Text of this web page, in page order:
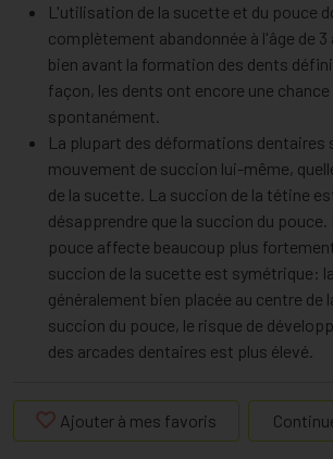
L'utilisation de la sucette et du pouce
complètement abandonnée à l'âge de
bien avant la formation des dents
façon, les dents ont encore une
spontanément.
La plupart des déformations dentaires
mouvement de succion lui-même,
de la sucette. La succion de la tétine
désapprendre que la succion du pouce.
pouce affecte beaucoup plus
succion de la sucette est symétrique:
généralement bien placée au centre de
succion du pouce, le risque de
des arcades dentaires est plus élevé.
Ajouter à mes favoris